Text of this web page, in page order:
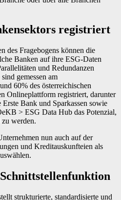
registriert
des Fragebogens können die
Banken auf ihre ESG-Daten
und Redundanzen
gemessen am
60% des österreichischen
Onlineplattform registriert, darunter
Bank und Sparkassen sowie
> ESG Data Hub das Potenzial,
zu werden.
nun auch auf der
und Kreditauskunfteien als
strukturierte, standardisierte und